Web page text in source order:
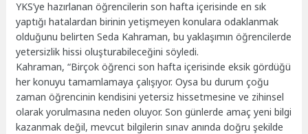
YKS’ye hazırlanan öğrencilerin son hafta içerisinde en sık
yaptığı hatalardan birinin yetişmeyen konulara odaklanmak
olduğunu belirten Seda Kahraman, bu yaklaşımın öğrencilerde
yetersizlik hissi oluşturabileceğini söyledi.
Kahraman, “Birçok öğrenci son hafta içerisinde eksik gördüğü
her konuyu tamamlamaya çalışıyor. Oysa bu durum çoğu
zaman öğrencinin kendisini yetersiz hissetmesine ve zihinsel
olarak yorulmasına neden oluyor. Son günlerde amaç yeni bilgi
kazanmak değil, mevcut bilgilerin sınav anında doğru şekilde